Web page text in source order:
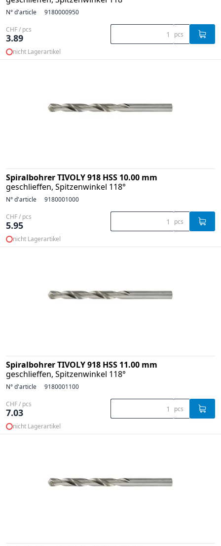
N° d'article 9180000950
CHF / pcs
3.89 pcs
nicht Lagerartikel
Spiralbohrer TIVOLY 918 HSS 10.00 mm
geschlieffen, Spitzenwinkel 118°
N° d'article 9180001000
CHF / pcs
5.95 pcs
nicht Lagerartikel
Spiralbohrer TIVOLY 918 HSS 11.00 mm
geschlieffen, Spitzenwinkel 118°
N° d'article 9180001100
CHF / pcs
7.03 pcs
nicht Lagerartikel